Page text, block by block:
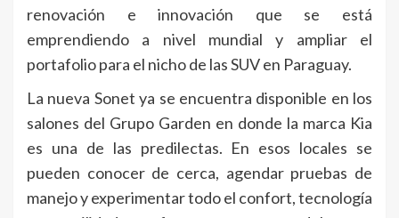
renovación e innovación que se está
emprendiendo a nivel mundial y ampliar el
portafolio para el nicho de las SUV en Paraguay.
La nueva Sonet ya se encuentra disponible en los
salones del Grupo Garden en donde la marca Kia
es una de las predilectas. En esos locales se
pueden conocer de cerca, agendar pruebas de
manejo y experimentar todo el confort, tecnología